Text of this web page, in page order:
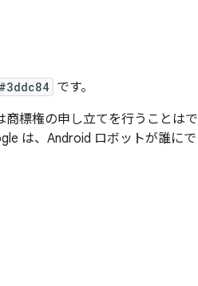
#3ddc84 です。
標権の申し立てを行うことはで
は、Android ロボットが誰にで